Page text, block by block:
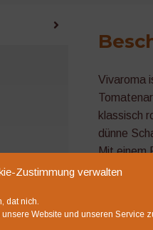
Zustimmung verwalten
dat nich.
Website und unseren Service
Vivaroma
klassisch
dünne
Mit einem
kleine
ist die
und